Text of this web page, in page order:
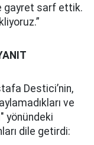
gayret sarf ettik.
Destici’nin,
ve
yönündeki
dile getirdi: